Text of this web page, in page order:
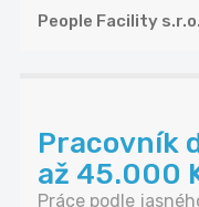
People Facility
Pracovník
až 45.000
Práce podle